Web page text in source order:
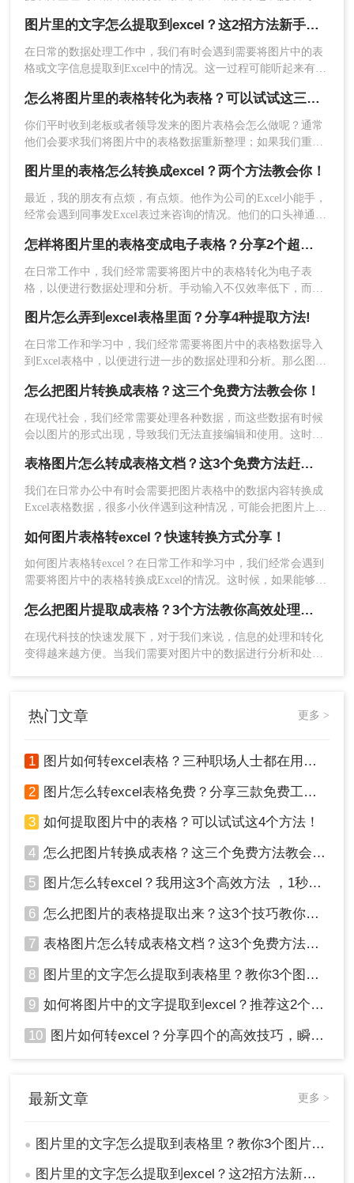
5、转换完成，点击立即下载就可以了。
现在的很多智能手机在相册中都提供提取表格功
能，例如小米手机在相册中打开图片就有提取表格
文档功能。
注意事项：
OCR技术的准确性可能受到图片质量、字体、背景
使用清晰、高质量的图片。
对于某些特殊字符或符号，OCR工具可能无法准确
识别。在这种情况下，你可能需要手动输入或查找
以上是今天要分享图片里的文字怎么提取到表格里
标。
图片里的文字怎么提取到excel？这2招方法新手也能快速学会！
在日常的数据处理工作中，我们有时会遇到需要将图片中的表
格或文字信息提取到Excel中的情况。这一过程可能听起来有些
这一任务。那么图片里的文字怎么提取到excel呢？本文将为您
介绍几种将图片中的文字高效提取到Excel的方法。
怎么将图片里的表格转化为表格？可以试试这三个方法！
你们平时收到老板或者领导发来的图片表格会怎么做呢？通常
他们会要求我们将图片中的表格数据重新整理；如果我们重新
图片转为表格，这样就能自由编辑了。那么你们知道怎么将图
片里的表格转化为表格吗？下面小编就总结了三个实用的转换
技巧给大家！
图片里的表格怎么转换成excel？两个方法教会你！
最近，我的朋友有点烦，有点烦。他作为公司的Excel小能手，
经常会遇到同事发Excel表过来咨询的情况。他们的口头禅通常
呢？”顺带一张Excel截图。对，是截图！如何在一张截图上发
现问题，查找答案呢？这是一个问题。更大的问题是，老板也
喜欢这样……今天就来给大家分享一个技巧，「图片里的表格
怎么转换成excel」
怎样将图片里的表格变成电子表格？分享2个超实用的方法！
在日常工作中，我们经常需要将图片中的表格转化为电子表
格，以便进行数据处理和分析。手动输入不仅效率低下，而且
介绍两种简单的方法，帮助你轻松将图片中的表格转化为电子
表格。
图片怎么弄到excel表格里面？分享4种提取方法!
在日常工作和学习中，我们经常需要将图片中的表格数据导入
到Excel表格中，以便进行进一步的数据处理和分析。那么图片
到Excel表格里的方法，帮助用户高效地完成这一任务。
怎么把图片转换成表格？这三个免费方法教会你！
在现代社会，我们经常需要处理各种数据，而这些数据有时候
会以图片的形式出现，导致我们无法直接编辑和使用。这时，
格呢？以下，我们将介绍三种简单易行的方法来实现这一目
标。
表格图片怎么转成表格文档？这3个免费方法赶紧收藏！
我们在日常办公中有时会需要把图片表格中的数据内容转换成
Excel表格数据，很多小伙伴遇到这种情况，可能会把图片上的
太低了。今天就跟大家分享表格图片怎么转成表格文档方法，
下面一起看看吧。
如何图片表格转excel？快速转换方式分享！
如何图片表格转excel？在日常工作和学习中，我们经常会遇到
需要将图片中的表格转换成Excel的情况。这时候，如果能够快
工作效率。将图片里的表格转换成Excel是很多人需要进行的工
作,但操作起来可能比较复杂。那么，有没有什么方法可以实现
这个需求呢？下面就为大家介绍一种常用的方法。
怎么把图片提取成表格？3个方法教你高效处理数据~
在现代科技的快速发展下，对于我们来说，信息的处理和转化
变得越来越方便。当我们需要对图片中的数据进行分析和处理
热门文章 更多 >
1 图片如何转excel表格？三种职场人士都在用的方法，一学就会！
2 图片怎么转excel表格免费？分享三款免费工具！
3 如何提取图片中的表格？可以试试这4个方法！
4 怎么把图片转换成表格？这三个免费方法教会你！
5 图片怎么转excel？我用这3个高效方法 ，1秒提取图片表格！
6 怎么把图片的表格提取出来？这3个技巧教你轻松完成提取~！
7 表格图片怎么转成表格文档？这3个免费方法赶紧收藏！
8 图片里的文字怎么提取到表格里？教你3个图片转excel方法
9 如何将图片中的文字提取到excel？推荐这2个方法，一学就会！
10 图片如何转excel？分享四个的高效技巧，瞬间提高办公效！
最新文章 更多 >
● 图片里的文字怎么提取到表格里？教你3个图片转excel方法
● 图片里的文字怎么提取到excel？这2招方法新手也能快速学会！